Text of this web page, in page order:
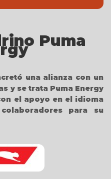
Puma
una alianza con un
y se trata Puma Energy
el apoyo en el idioma
para su